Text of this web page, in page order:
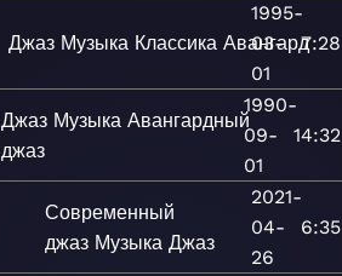
Джаз Музыка Классика Авангард
1995-
03-
01
7:28
Джаз Музыка Авангардный
джаз
1990-
09-
01
14:32
Современный
джаз Музыка Джаз
2021-
04-
26
6:35